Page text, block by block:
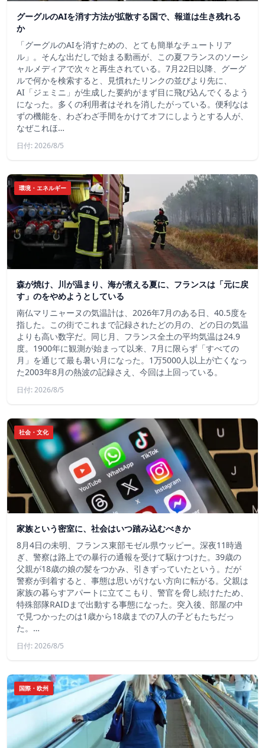
グーグルのAIを消す方法が拡散する国で、報道は生き残れる
か
「グーグルのAIを消すための、とても簡単なチュートリア
ル」。そんな出だしで始まる動画が、この夏フランスのソーシ
ャルメディアで次々と再生されている。7月22日以降、グーグ
ルで何かを検索すると、見慣れたリンクの並びより先に、
AI「ジェミニ」が生成した要約がまず目に飛び込んでくるよう
になった。多くの利用者はそれを消したがっている。便利なは
ずの機能を、わざわざ手間をかけてオフにしようとする人が、
なぜこれほ…
日付: 2026/8/5
環境・エネルギー
森が焼け、川が温まり、海が煮える夏に、フランスは「元に戻
す」のをやめようとしている
南仏マリニャーヌの気温計は、2026年7月のある日、40.5度を
指した。この街でこれまで記録されたどの月の、どの日の気温
よりも高い数字だ。同じ月、フランス全土の平均気温は24.9
度。1900年に観測が始まって以来、7月に限らず「すべての
月」を通じて最も暑い月になった。1万5000人以上が亡くなっ
た2003年8月の熱波の記録さえ、今回は上回っている。
日付: 2026/8/5
社会・文化
家族という密室に、社会はいつ踏み込むべきか
8月4日の未明、フランス東部モゼル県ウッピー。深夜11時過
ぎ、警察は路上での暴行の通報を受けて駆けつけた。39歳の
父親が18歳の娘の髪をつかみ、引きずっていたという。だが
警察が到着すると、事態は思いがけない方向に転がる。父親は
家族の暮らすアパートに立てこもり、警官を脅し続けたため、
特殊部隊RAIDまで出動する事態になった。突入後、部屋の中
で見つかったのは1歳から18歳までの7人の子どもたちだっ
た。…
日付: 2026/8/5
国際・欧州